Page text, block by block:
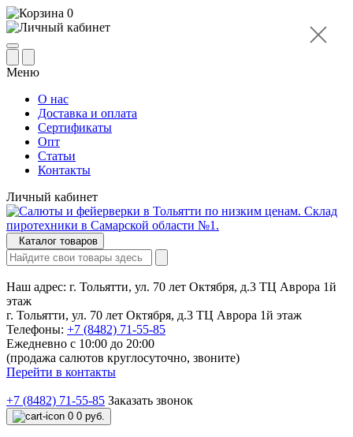
0
Меню
О нас
Доставка и оплата
Сертификаты
Опт
Статьи
Контакты
Личный кабинет
Каталог товаров
Наш адрес: г. Тольятти, ул. 70 лет Октября, д.3 ТЦ Аврора 1й
этаж
г. Тольятти, ул. 70 лет Октября, д.3 ТЦ Аврора 1й этаж
Телефоны: +7 (8482) 71-55-85
Ежедневно с 10:00 до 20:00
(продажа салютов круглосуточно, звоните)
Перейти в контакты
+7 (8482) 71-55-85 Заказать звонок
0 0 руб.